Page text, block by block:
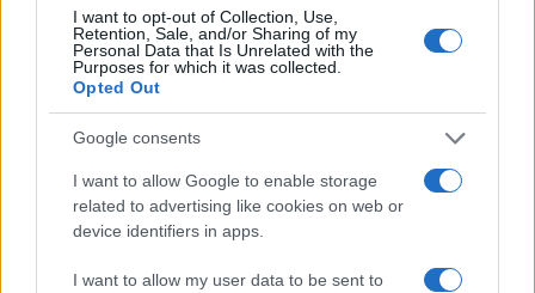
I want to opt-out of Collection, Use,
Retention, Sale, and/or Sharing of my
Personal Data that Is Unrelated with the
Purposes for which it was collected.
Opted Out
Google consents
I want to allow Google to enable storage
related to advertising like cookies on web or
device identifiers in apps.
I want to allow my user data to be sent to
Σημείωσε πως «με την Ιορδανία διατηρούμε
στενές σχέσεις αμοιβαίας εμπιστοσύνης και
σεβασμού» και η χώρα «διαδραματίζει
σταθεροποιητικό ρόλο στην περιοχή, η οποία
είναι ιδιαιτέρως ταραχώδης».
«Αποδίδουμε ιδιαίτερη σημασία να διατηρηθεί η
σταθερότητα. Η Ιορδανία εκτιμά τη στάση μας
στο πλαίσιο της ΕΕ και του ΣΑ των ΗΕ. Είναι